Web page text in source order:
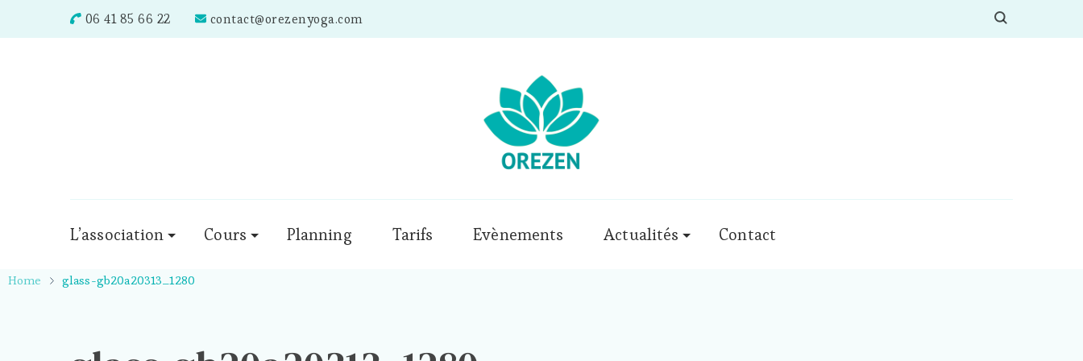
06 41 85 66 22 contact@orezenyoga.com
L’association Cours Planning Tarifs Evènements Actualités Contact
Home glass-gb20a20313_1280